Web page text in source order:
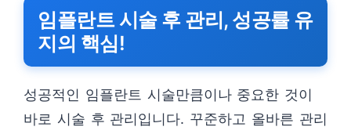
임플란트 시술 후 관리, 성공률 유
지의 핵심!
성공적인 임플란트 시술만큼이나 중요한 것이
바로 시술 후 관리입니다. 꾸준하고 올바른 관리